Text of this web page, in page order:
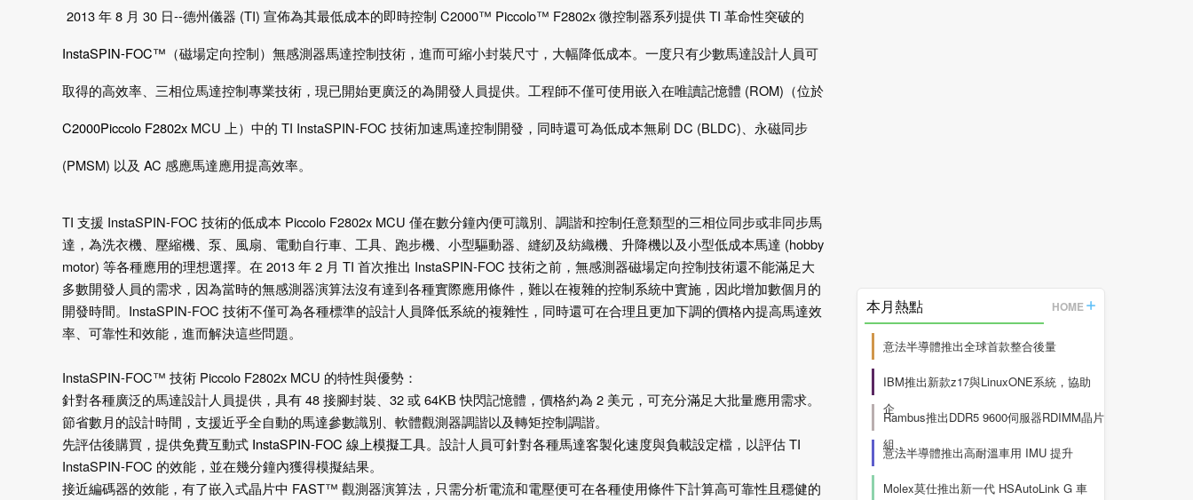
2013年8 月 30 日--德州儀器 (TI) 宣佈為其最低成本的即時控制 C2000™ Piccolo™ F2802x微控制器系列提供TI 革命性突破的
InstaSPIN-FOC™ （磁場定向控制）無感測器馬達控制技術，進而可縮小封裝尺寸，大幅降低成本。一度只有少數馬達設計人員可
取得的高效率、三相位馬達控制專業技術，現已開始更廣泛的為開發人員提供。工程師不僅可使用嵌入在唯讀記憶體 (ROM) （位於
C2000Piccolo F2802xMCU 上）中的 TI InstaSPIN-FOC 技術加速馬達控制開發，同時還可為低成本無刷 DC (BLDC) 、永磁同步
(PMSM) 以及 AC 感應馬達應用提高效率。
TI 支援 InstaSPIN-FOC 技術的低成本Piccolo F2802x MCU 僅在數分鐘內便可識別、調諧和控制任意類型的三相位同步或非同步馬
達，為洗衣機、壓縮機、泵、風扇、電動自行車、工具、跑步機、小型驅動器、縫紉及紡織機、升降機以及小型低成本馬達 (hobby
motor) 等各種應用的理想選擇。在 2013年2 月 TI 首次推出 InstaSPIN-FOC 技術之前，無感測器磁場定向控制技術還不能滿足大
多數開發人員的需求，因為當時的無感測器演算法沒有達到各種實際應用條件，難以在複雜的控制系統中實施，因此增加數個月的
開發時間。 InstaSPIN-FOC 技術不僅可為各種標準的設計人員降低系統的複雜性，同時還可在合理且更加下調的價格內提高馬達效
率、可靠性和效能，進而解決這些問題。
InstaSPIN-FOC™ 技術Piccolo F2802x MCU 的特性與優勢：
針對各種廣泛的馬達設計人員提供，具有48接腳封裝、 32或64KB快閃記憶體，價格約為 2 美元，可充分滿足大批量應用需求。
節省數月的設計時間，支援近乎全自動的馬達參數識別、軟體觀測器調諧以及轉矩控制調諧。
先評估後購買，提供免費互動式 InstaSPIN-FOC 線上模擬工具。 設計人員可針對各種馬達客製化速度與負載設定檔，以評估TI
InstaSPIN-FOC 的效能，並在幾分鐘內獲得模擬結果。
接近編碼器的效能，有了嵌入式晶片中 FAST™ 觀測器演算法，只需分析電流和電壓便可在各種使用條件下計算高可靠性且穩健的
本月熱點 HOME
意法半導體推出全球首款整合後量
IBM推出新款z17與LinuxONE系統，協助
企
Rambus推出DDR5 9600伺服器RDIMM晶片
組，
意法半導體推出高耐溫車用 IMU 提升
Molex莫仕推出新一代 HSAutoLink G 車